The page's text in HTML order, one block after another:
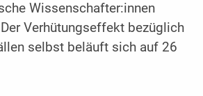
Wissenschafter:innen
Verhütungseffekt bezüglich
selbst beläuft sich auf 26